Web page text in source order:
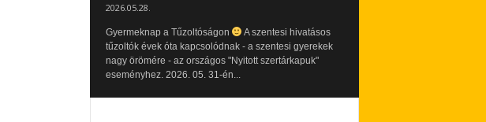
2026.05.28.
Gyermeknap a Tűzoltóságon
A szentesi hivatásos
tűzoltók évek óta kapcsolódnak - a szentesi gyerekek
nagy örömére - az országos "Nyitott szertárkapuk"
eseményhez. 2026. 05. 31-én...